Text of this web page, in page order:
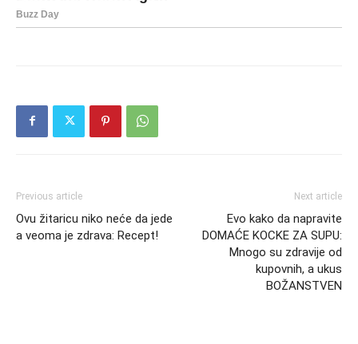
Previous article
Ovu žitaricu niko neće da jede
a veoma je zdrava: Recept!
Next article
Evo kako da napravite
DOMAĆE KOCKE ZA SUPU:
Mnogo su zdravije od
kupovnih, a ukus
BOŽANSTVEN